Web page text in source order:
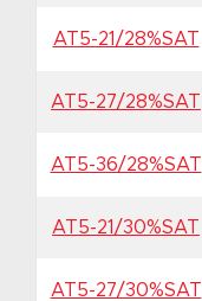
AT5-21/28%SAT
AT5-27/28%SAT
AT5-36/28%SAT
AT5-21/30%SAT
AT5-27/30%SAT